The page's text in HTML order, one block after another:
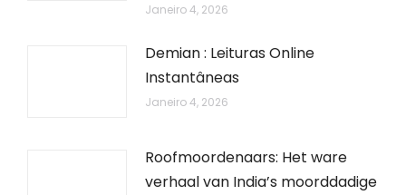
Janeiro 4, 2026
Demian : Leituras Online
Instantâneas
Janeiro 4, 2026
Roofmoordenaars: Het ware
verhaal van India’s moorddadige